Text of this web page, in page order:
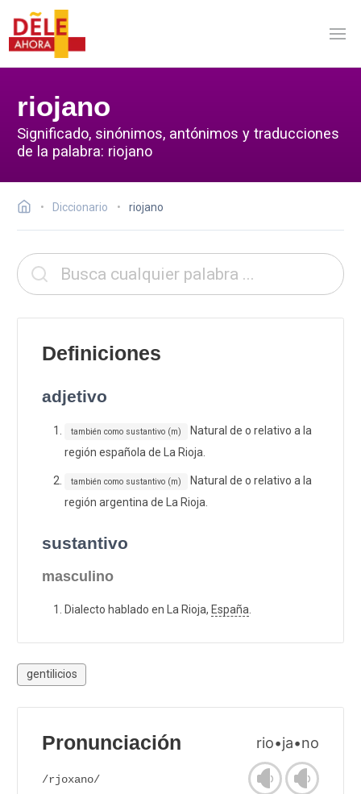
riojano
Significado, sinónimos, antónimos y traducciones
de la palabra: riojano
Diccionario riojano
Definiciones
adjetivo
también como sustantivo (m)
Natural de o relativo a la
región española de La Rioja.
también como sustantivo (m)
Natural de o relativo a la
región argentina de La Rioja.
sustantivo
masculino
Dialecto hablado en La Rioja, España
gentilicios
Pronunciación rio•ja•no
/rjoxano/